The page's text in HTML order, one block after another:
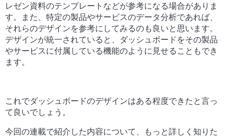
レゼン資料のテンプレートなどが参考になる場合がありま
す。また、特定の製品やサービスのデータ分析であれば、
それらのデザインを参考にしてみるのも良いと思います。
デザインが統一されていると、ダッシュボードをその製品
やサービスに付属している機能のように見せることもでき
ます。
これでダッシュボードのデザインはある程度できたと言っ
て良いでしょう。
今回の連載で紹介した内容について、もっと詳しく知りた